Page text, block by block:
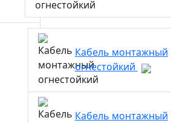
Кабель монтажный
огнестойкий
Кабель монтажный